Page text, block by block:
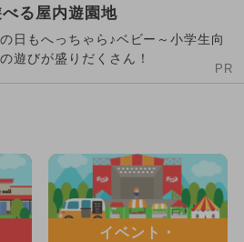
る屋内遊園地
日もへっちゃら♪ベビー～小学生向
遊びが盛りだくさん！
PR
イベント・